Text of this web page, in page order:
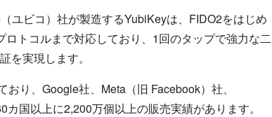
ユビコ）社が製造するYubiKeyは、FIDO2をはじめ
トコルまで対応しており、1回のタップで強力な二
を実現します。
り、Google社、Meta（旧 Facebook）社、
国以上に2,200万個以上の販売実績があります。